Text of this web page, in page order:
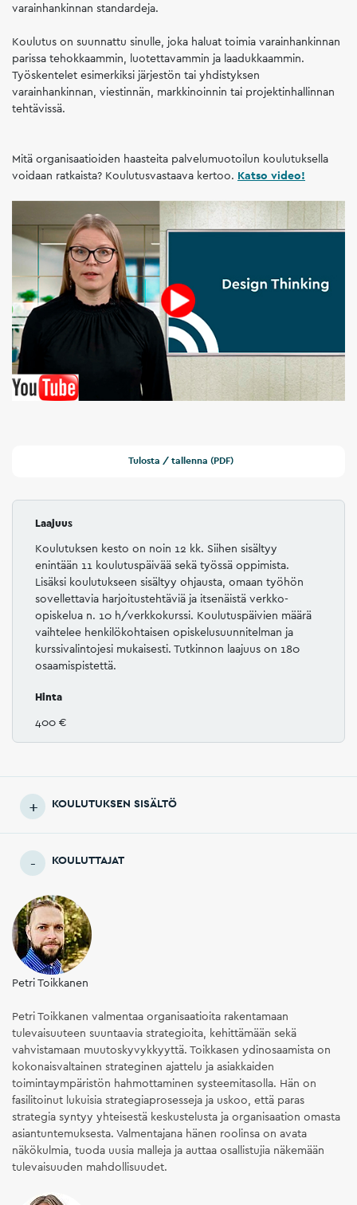
varainhankinnan standardeja.
Koulutus on suunnattu sinulle, joka haluat toimia varainhankinnan
parissa tehokkaammin, luotettavammin ja laadukkaammin.
Työskentelet esimerkiksi järjestön tai yhdistyksen
varainhankinnan, viestinnän, markkinoinnin tai projektinhallinnan
tehtävissä.
Mitä organisaatioiden haasteita palvelumuotoilun koulutuksella
voidaan ratkaista? Koulutusvastaava kertoo. Katso video!
Tulosta / tallenna (PDF)
Laajuus
Koulutuksen kesto on noin 12 kk. Siihen sisältyy
enintään 11 koulutuspäivää sekä työssä oppimista.
Lisäksi koulutukseen sisältyy ohjausta, omaan työhön
sovellettavia harjoitustehtäviä ja itsenäistä verkko-
opiskelua n. 10 h/verkkokurssi. Koulutuspäivien määrä
vaihtelee henkilökohtaisen opiskelusuunnitelman ja
kurssivalintojesi mukaisesti. Tutkinnon laajuus on 180
osaamispistettä.
Hinta
400 €
KOULUTUKSEN SISÄLTÖ
KOULUTTAJAT
Petri Toikkanen
Petri Toikkanen valmentaa organisaatioita rakentamaan
tulevaisuuteen suuntaavia strategioita, kehittämään sekä
vahvistamaan muutoskyvykkyyttä. Toikkasen ydinosaamista on
kokonaisvaltainen strateginen ajattelu ja asiakkaiden
toimintaympäristön hahmottaminen systeemitasolla. Hän on
fasilitoinut lukuisia strategiaprosesseja ja uskoo, että paras
strategia syntyy yhteisestä keskustelusta ja organisaation omasta
asiantuntemuksesta. Valmentajana hänen roolinsa on avata
näkökulmia, tuoda uusia malleja ja auttaa osallistujia näkemään
tulevaisuuden mahdollisuudet.